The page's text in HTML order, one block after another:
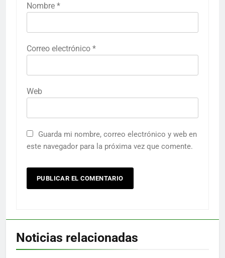
Nombre *
Correo electrónico *
Web
Guarda mi nombre, correo electrónico y web en
este navegador para la próxima vez que comente.
Noticias relacionadas